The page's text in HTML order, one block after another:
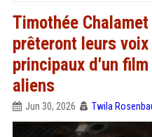
Timothée
prêteront leurs
principaux d'un
aliens
Jun 30, 2026 Twila